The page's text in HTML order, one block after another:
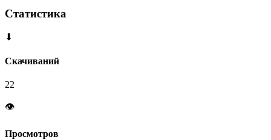
Статистика
⬇
Скачиваний
22
👁
Просмотров